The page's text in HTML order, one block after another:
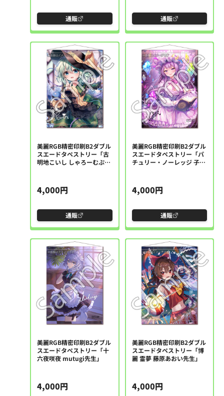
通販 通販
美麗RGB精密印刷B2ダブル
スエードタペストリー「古
明地こいし しゃろーむぷり
4,000円
通販
美麗RGB精密印刷B2ダブル
スエードタペストリー「パ
チュリー・ノーレッジ 子野
4,000円
通販
美麗RGB精密印刷B2ダブル
スエードタペストリー「十
六夜咲夜 mutugi先生」
4,000円
美麗RGB精密印刷B2ダブル
スエードタペストリー「博
麗 霊夢 藤原あおい先生」
4,000円